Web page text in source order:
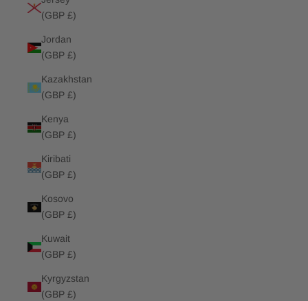
(GBP £)
Jordan
(GBP £)
Kazakhstan
(GBP £)
Kenya
(GBP £)
Kiribati
(GBP £)
Kosovo
(GBP £)
Kuwait
(GBP £)
Kyrgyzstan
(GBP £)